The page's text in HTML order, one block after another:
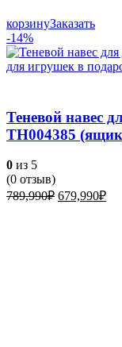
корзинуЗаказать
-14%
Теневой навес
ТН004385
0 из 5
(0 отзыв)
789,990₽ 679,990₽